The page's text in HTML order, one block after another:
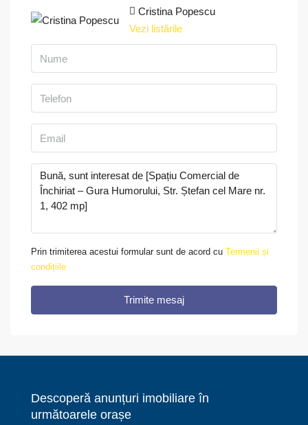
Cristina Popescu
Vezi listările
Prin trimiterea acestui formular sunt de acord cu Termenii și
condițiile
Trimite mesaj
Descoperă anunțuri imobiliare în
următoarele orașe